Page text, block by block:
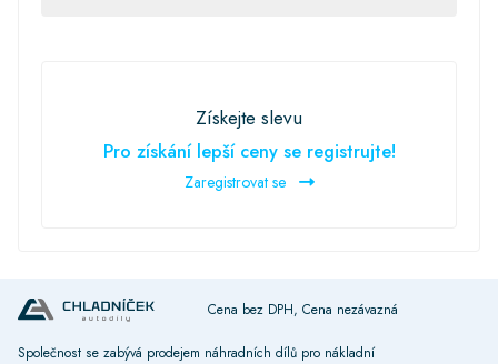
Získejte slevu
Pro získání lepší ceny se registrujte!
Zaregistrovat se
Cena bez DPH, Cena nezávazná
Společnost se zabývá prodejem náhradních dílů pro nákladní